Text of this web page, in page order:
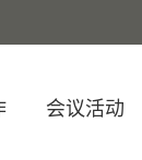
会议活动